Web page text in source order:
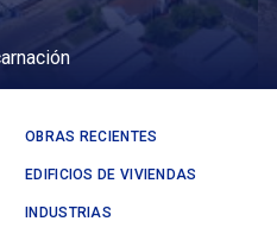
OBRAS RECIENTES
EDIFICIOS DE VIVIENDAS
INDUSTRIAS